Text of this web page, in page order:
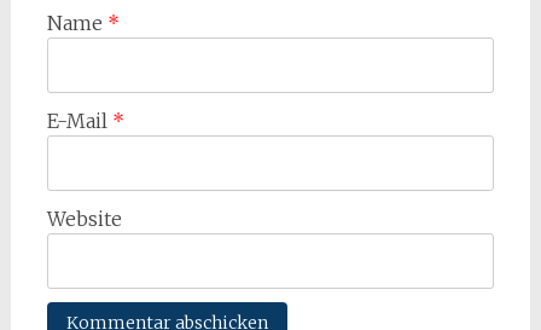
Name *
E-Mail *
Website